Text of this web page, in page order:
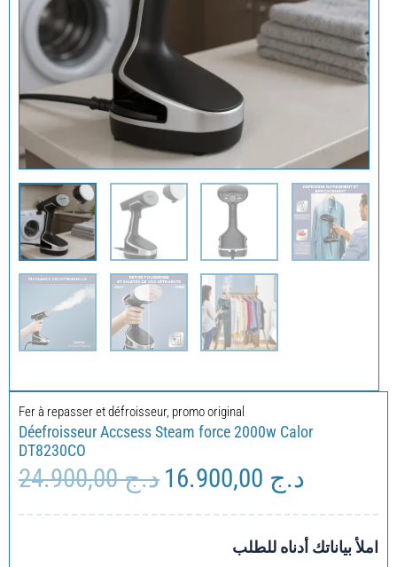
Fer à repasser et défroisseur, promo original
Déefroisseur Accsess Steam force 2000w Calor
DT8230CO
د.ج24.900,00
Le
initial
د.ج
actuel
est :
املأ بياناتك أدناه للطلب